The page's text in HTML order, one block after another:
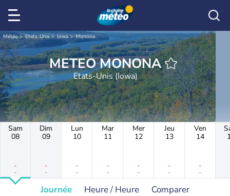
Météo Etats-Unis Iowa Monona
METEO MONONA
Etats-Unis (Iowa)
Sam
08
-
-
Dim
09
-
-
Lun
10
-
-
Mar
11
-
-
Mer
12
-
-
Jeu
13
-
-
Ven
14
-
-
Journée Heure / Heure Comparer